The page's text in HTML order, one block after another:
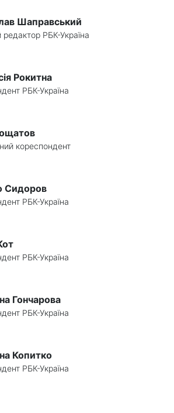
Шаправський
редактор РБК-Україна
Рокитна
РБК-Україна
кореспондент
Сидоров
РБК-Україна
РБК-Україна
Гончарова
РБК-Україна
Копитко
РБК-Україна